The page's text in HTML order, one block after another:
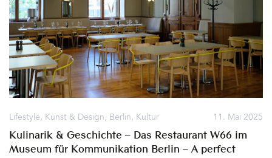
11. Mai 2025
Lifestyle, Kunst & Design, Berlin, Kultur
Kulinarik & Geschichte – Das Restaurant W66 im
Museum für Kommunikation Berlin – A perfect